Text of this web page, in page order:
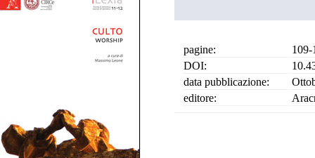
pagine:
109-
DOI:
data pubblicazione:
editore: